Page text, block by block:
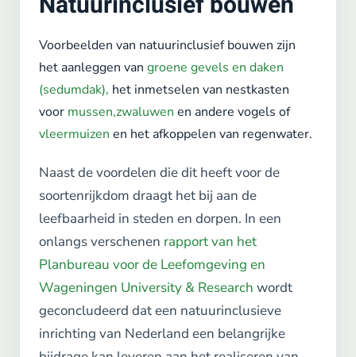
Voorbeelden van natuurinclusief bouwen zijn
het aanleggen van groene gevels en daken
(sedumdak), het inmetselen van nestkasten
voor mussen,zwaluwen en andere vogels of
vleermuizen en het afkoppelen van regenwater.
Naast de voordelen die dit heeft voor de
soortenrijkdom draagt het bij aan de
leefbaarheid in steden en dorpen. In een
onlangs verschenen rapport van het
Planbureau voor de Leefomgeving en
Wageningen University & Research wordt
geconcludeerd dat een natuurinclusieve
inrichting van Nederland een belangrijke